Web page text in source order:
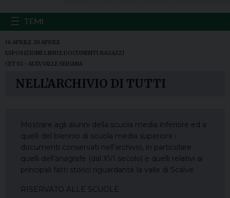
16 APRILE 20 APRILE
ESPOSIZIONE LIBRI E DOCUMENTI RAGAZZI
CET 02 - ALTA VALLE SERIANA
NELL’ARCHIVIO DI TUTTI
Mostrare agli alunni della scuola media inferiore ed a
quelli del biennio di scuola media superiore i
documenti conservati nell’archivio, in particolare
quelli dell’anagrafe (dal XVI secolo) e quelli relativi ai
principali fatti storici riguardante la valle di Scalve.
RISERVATO ALLE SCUOLE